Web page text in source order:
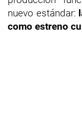
nuevo estándar:
como estreno